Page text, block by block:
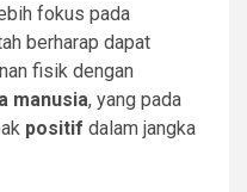
fokus pada
berharap dapat
fisik dengan
manusia, yang pada
positif dalam jangka